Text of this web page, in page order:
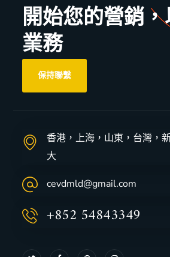
開始您的營銷
業務
保持聯繫
香港，上海，山東，台灣，
大
cevdmld@gmail.com
+852 54843349